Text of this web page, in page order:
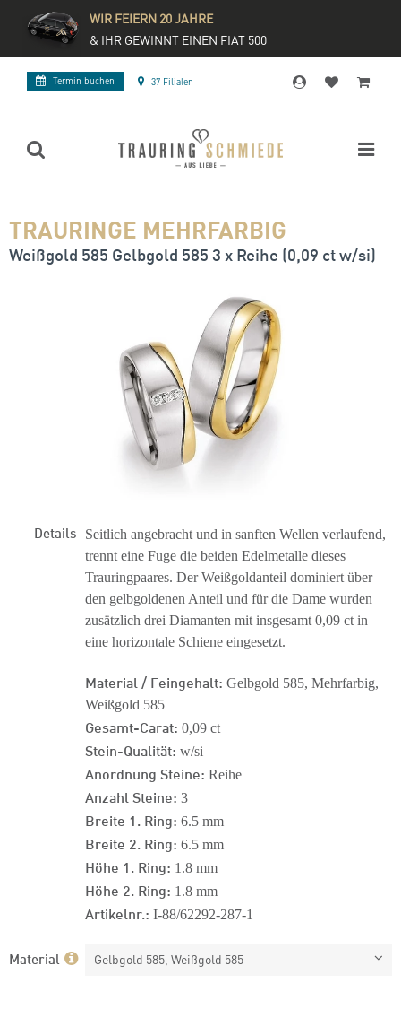
WIR FEIERN 20 JAHRE
& IHR GEWINNT EINEN FIAT 500
Termin buchen 37 Filialen
TRAURINGE MEHRFARBIG
Weißgold 585 Gelbgold 585 3 x Reihe (0,09 ct w/si)
Details
Seitlich angebracht und in sanften Wellen verlaufend,
trennt eine Fuge die beiden Edelmetalle dieses
Trauringpaares. Der Weißgoldanteil dominiert über
den gelbgoldenen Anteil und für die Dame wurden
zusätzlich drei Diamanten mit insgesamt 0,09 ct in
eine horizontale Schiene eingesetzt.
Material / Feingehalt: Gelbgold 585, Mehrfarbig,
Weißgold 585
Gesamt-Carat: 0,09 ct
Stein-Qualität: w/si
Anordnung Steine: Reihe
Anzahl Steine: 3
Breite 1. Ring: 6.5 mm
Breite 2. Ring: 6.5 mm
Höhe 1. Ring: 1.8 mm
Höhe 2. Ring: 1.8 mm
Artikelnr.: I-88/62292-287-1
Material Gelbgold 585, Weißgold 585